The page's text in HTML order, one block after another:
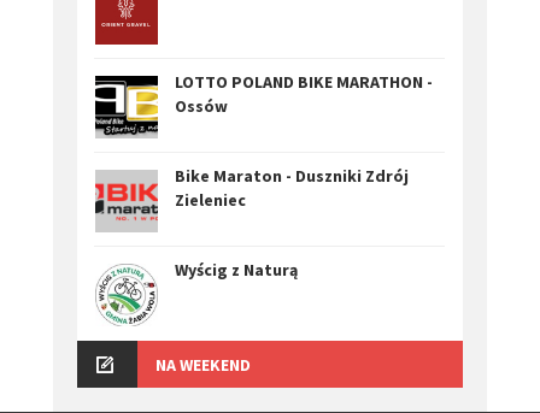
LOTTO POLAND BIKE MARATHON -
Ossów
Bike Maraton - Duszniki Zdrój
Zieleniec
Wyścig z Naturą
NA WEEKEND